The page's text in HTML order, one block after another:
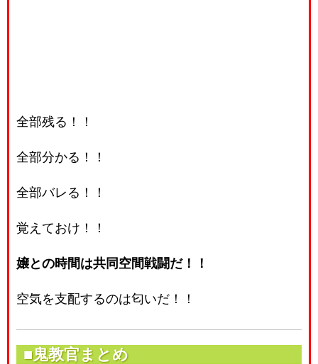
全部残る！！
全部分かる！！
全部バレる！！
覚えておけ！！
嬢との時間は共同空間戦闘だ！！
空気を支配するのは匂いだ！！
■鬼教官まとめ